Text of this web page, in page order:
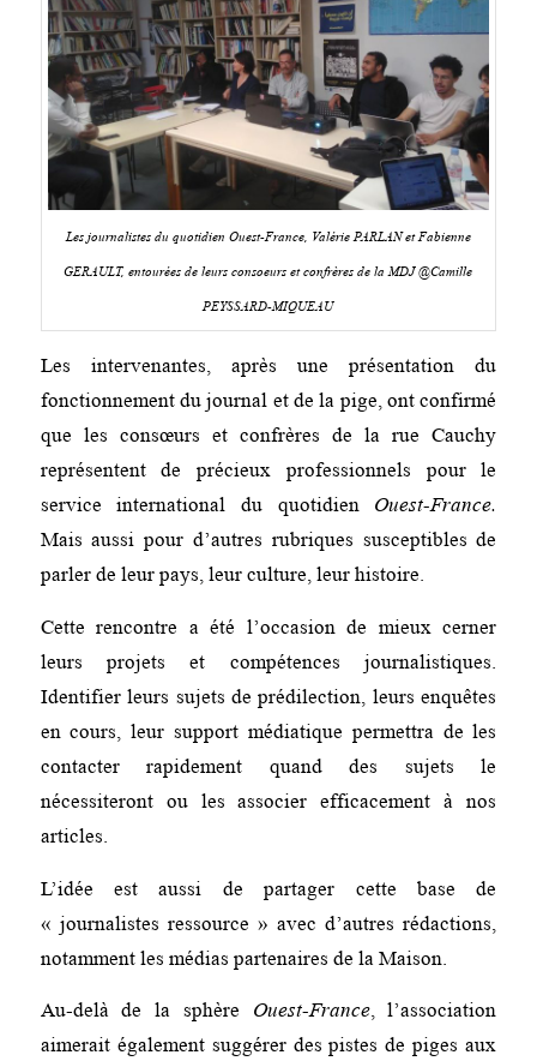
Les journalistes du quotidien Ouest-France, Valérie PARLAN et Fabienne
GERAULT, entourées de leurs consoeurs et confrères de la MDJ @Camille
PEYSSARD-MIQUEAU
Les intervenantes, après une présentation du
fonctionnement du journal et de la pige, ont confirmé
que les consœurs et confrères de la rue Cauchy
représentent de précieux professionnels pour le
service international du quotidien Ouest-France.
Mais aussi pour d’autres rubriques susceptibles de
parler de leur pays, leur culture, leur histoire.
Cette rencontre a été l’occasion de mieux cerner
leurs projets et compétences journalistiques.
Identifier leurs sujets de prédilection, leurs enquêtes
en cours, leur support médiatique permettra de les
contacter rapidement quand des sujets le
nécessiteront ou les associer efficacement à nos
articles.
L’idée est aussi de partager cette base de
« journalistes ressource » avec d’autres rédactions,
notamment les médias partenaires de la Maison.
Au-delà de la sphère Ouest-France, l’association
aimerait également suggérer des pistes de piges aux